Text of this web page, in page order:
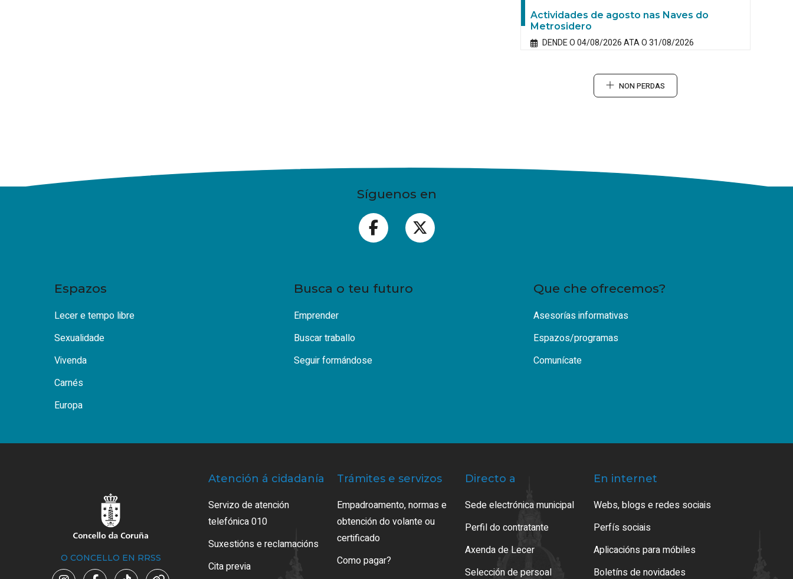
Actividades de agosto nas Naves do
Metrosidero
DENDE O 04/08/2026 ATA O 31/08/2026
NON PERDAS
Síguenos en
Espazos
Lecer e tempo libre
Sexualidade
Vivenda
Carnés
Europa
Busca o teu futuro
Emprender
Buscar traballo
Seguir formándose
Que che ofrecemos?
Asesorías informativas
Espazos/programas
Comunícate
O CONCELLO EN RRSS
Atención á cidadanía
Servizo de atención
telefónica 010
Suxestións e reclamacións
Cita previa
Trámites e servizos
Empadroamento, normas e
obtención do volante ou
certificado
Como pagar?
Directo a
Sede electrónica municipal
Perfil do contratante
Axenda de Lecer
Selección de persoal
En internet
Webs, blogs e redes sociais
Perfís sociais
Aplicacións para móbiles
Boletíns de novidades